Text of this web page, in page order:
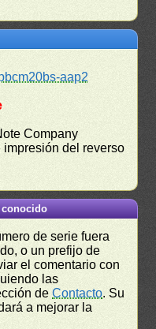
bbcm20bs-aap2
Company
impresión del reverso
conocido
de serie fuera
o un prefijo de
el comentario con
las
deContacto. Su
a mejorar la